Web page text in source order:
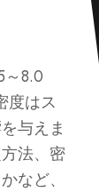
～8.0
度はス
与えま
法、密
など、